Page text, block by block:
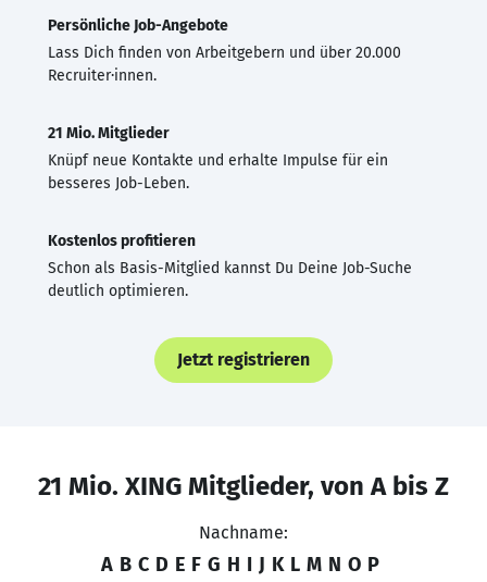
Persönliche Job-Angebote
Lass Dich finden von Arbeitgebern und über 20.000
Recruiter·innen.
21 Mio. Mitglieder
Knüpf neue Kontakte und erhalte Impulse für ein
besseres Job-Leben.
Kostenlos profitieren
Schon als Basis-Mitglied kannst Du Deine Job-Suche
deutlich optimieren.
Jetzt registrieren
21 Mio. XING Mitglieder, von A bis Z
Nachname:
A B C D E F G H I J K L M N O P